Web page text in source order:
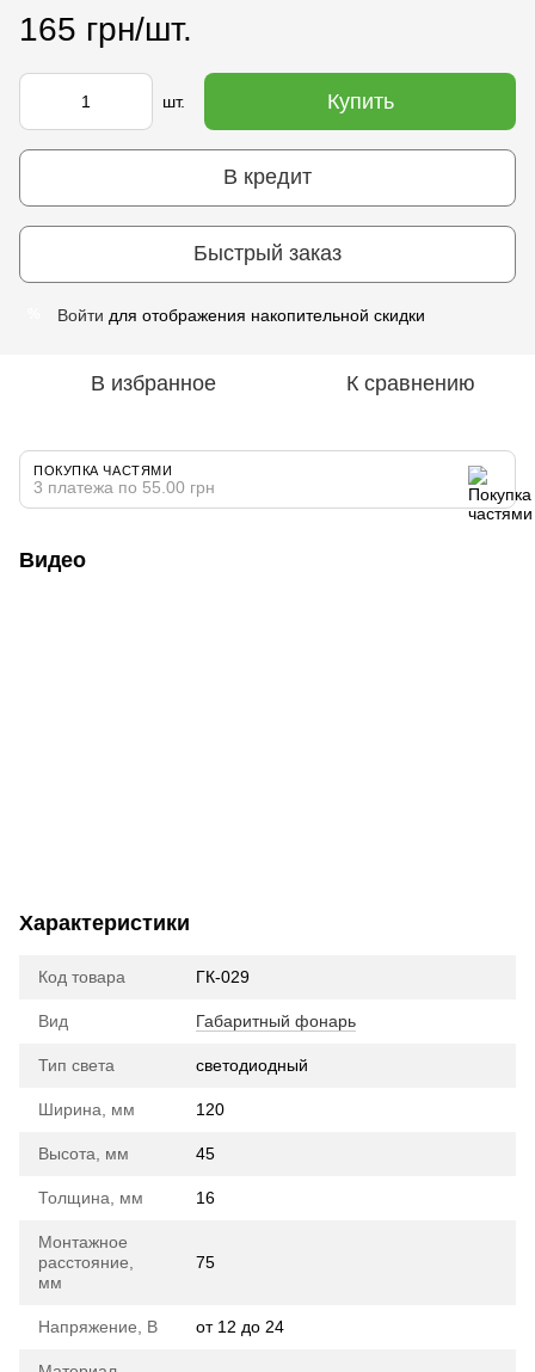
165 грн/шт.
шт. Купить
В кредит
Быстрый заказ
Войти для отображения накопительной скидки
В избранное К сравнению
ПОКУПКА ЧАСТЯМИ
3 платежа по 55.00 грн
Видео
Характеристики
Код товара ГК-029
Вид Габаритный фонарь
Тип света cветодиодный
Ширина, мм 120
Высота, мм 45
Толщина, мм 16
Монтажное
расстояние,
мм
75
Напряжение, В от 12 до 24